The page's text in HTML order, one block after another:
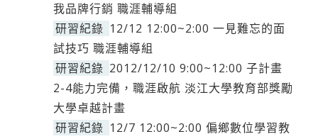
我品牌行銷 職涯輔導組
研習紀錄 12/12 12:00~2:00 一見難忘的面
試技巧 職涯輔導組
研習紀錄 2012/12/10 9:00~12:00 子計畫
2-4能力完備，職涯啟航 淡江大學教育部獎勵
大學卓越計畫
研習紀錄 12/7 12:00~2:00 偏鄉數位學習教